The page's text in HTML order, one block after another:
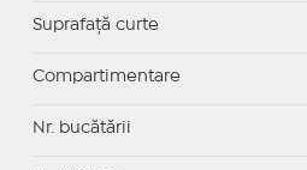
Suprafaţă curte
Compartimentare
Nr. bucătării